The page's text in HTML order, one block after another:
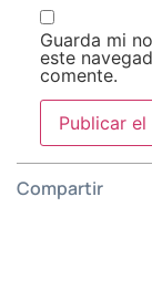
Guarda mi
este
comente.
Compartir